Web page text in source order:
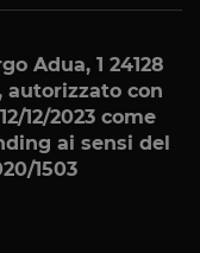
Adua, 1 24128
autorizzato con
12/2023 come
ai sensi del
1503